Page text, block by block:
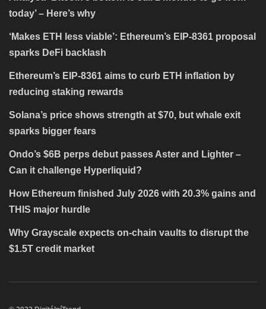
today’ – Here’s why
‘Makes ETH less viable’: Ethereum’s EIP-8361 proposal
sparks DeFi backlash
Ethereum’s EIP-8361 aims to curb ETH inflation by
reducing staking rewards
Solana’s price shows strength at $70, but whale exit
sparks bigger fears
Ondo’s $6B perps debut passes Aster and Lighter –
Can it challenge Hyperliquid?
How Ethereum finished July 2026 with 20.3% gains and
THIS major hurdle
Why Grayscale expects on-chain vaults to disrupt the
$1.5T credit market